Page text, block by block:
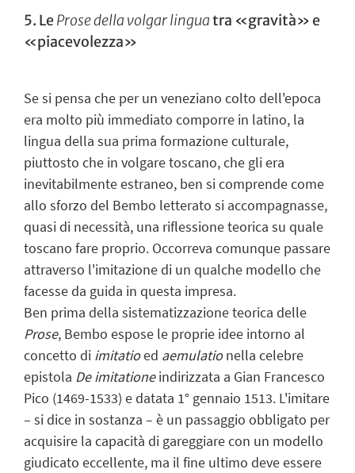
5. LeProse della volgar linguatra «gravità» e
«piacevolezza»
Se si pensa che per un veneziano colto dell'epoca
era molto più immediato comporre in latino, la
lingua della sua prima formazione culturale,
piuttosto che in volgare toscano, che gli era
inevitabilmente estraneo, ben si comprende come
allo sforzo del Bembo letterato si accompagnasse,
quasi di necessità, una riflessione teorica su quale
toscano fare proprio. Occorreva comunque passare
attraverso l'imitazione di un qualche modello che
facesse da guida in questa impresa.
Ben prima della sistematizzazione teorica delle
Prose, Bembo espose le proprie idee intorno al
concetto di imitatioed aemulationella celebre
epistola De imitationeindirizzata a Gian Francesco
Pico (1469-1533) e datata 1° gennaio 1513. L'imitare
– si dice in sostanza – è un passaggio obbligato per
acquisire la capacità di gareggiare con un modello
giudicato eccellente, ma il fine ultimo deve essere